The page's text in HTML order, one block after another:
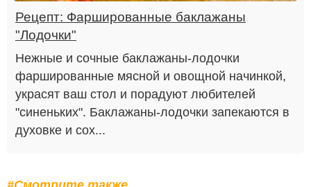
Рецепт: Фаршированные баклажаны
"Лодочки"
Нежные и сочные баклажаны-лодочки
фаршированные мясной и овощной начинкой,
украсят ваш стол и порадуют любителей
"синеньких". Баклажаны-лодочки запекаются в
духовке и сох...